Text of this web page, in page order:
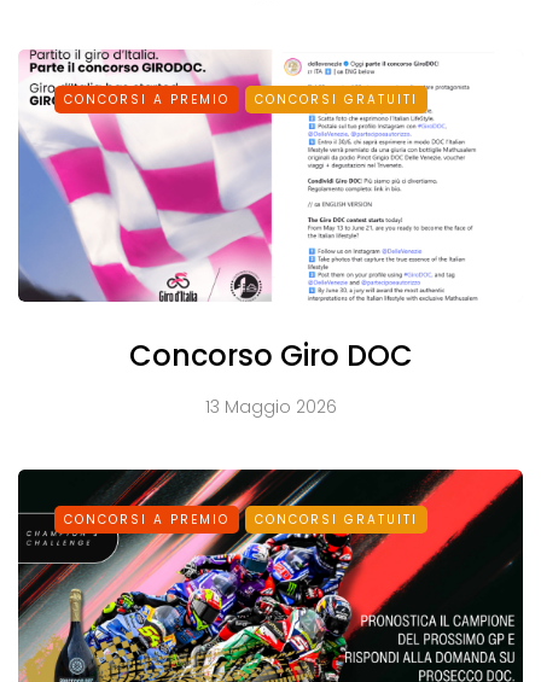
CONCORSI A PREMIO CONCORSI GRATUITI
Concorso Giro DOC
13 Maggio 2026
CONCORSI A PREMIO CONCORSI GRATUITI